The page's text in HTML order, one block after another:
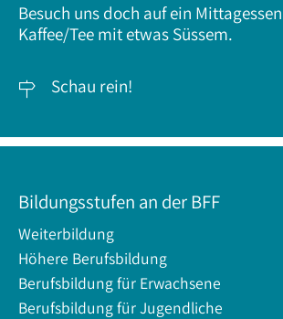
Besuch uns doch auf ein
Kaffee/Tee mit etwas Süssem.
 Schau rein!
Bildungsstufen an der BFF
Weiterbildung
Höhere Berufsbildung
Berufsbildung für Erwachsene
Berufsbildung für Jugendliche